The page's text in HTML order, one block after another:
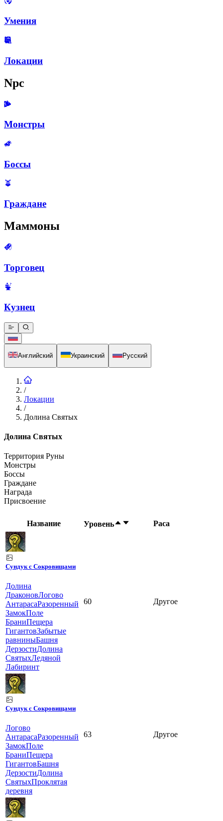
Умения
Локации
Npc
Монстры
Боссы
Граждане
Маммоны
Торговец
Кузнец
Английский Украинский Русский
/
Локации
/
Долина Святых
Долина Святых
Территория Руны
Монстры
Боссы
Граждане
Награда
Присвоение
Название Уровень Раса
Сундук с Сокровищами
Долина
ДраконовЛогово
АнтарасаРазоренный
ЗамокПоле
БраниПещера
ГигантовЗабытые
равниныБашня
ДерзостиДолина
СвятыхЛедяной
Лабиринт
60 Другое
Сундук с Сокровищами
Логово
АнтарасаРазоренный
ЗамокПоле
БраниПещера
ГигантовБашня
ДерзостиДолина
СвятыхПроклятая
деревня
63 Другое